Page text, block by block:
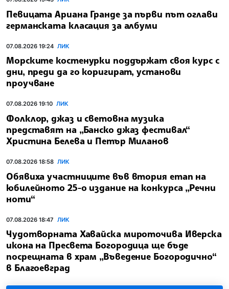
Певицата Ариана Гранде за първи път оглави
германската класация за албуми
07.08.2026 19:24 ЛИК
Морските костенурки поддържат своя курс с
дни, преди да го коригират, установи
проучване
07.08.2026 19:10 ЛИК
Фолклор, джаз и световна музика
представят на „Банско джаз фестивал“
Христина Белева и Петър Миланов
07.08.2026 18:58 ЛИК
Обявиха участниците във втория етап на
юбилейното 25-о издание на конкурса „Речни
ноти“
07.08.2026 18:47 ЛИК
Чудотворната Хавайска мироточива Иверска
икона на Пресвета Богородица ще бъде
посрещната в храм „Въведение Богородично“
в Благоевград